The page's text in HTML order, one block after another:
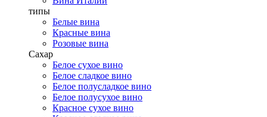
типы
Белые вина
Красные вина
Розовые вина
Сахар
Белое сухое вино
Белое сладкое вино
Белое полусладкое вино
Белое полусухое вино
Красное сухое вино